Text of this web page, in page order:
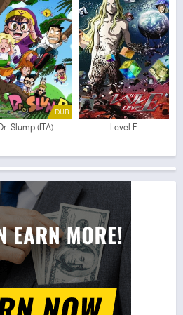
DUB
Dr. Slump (ITA) Level E